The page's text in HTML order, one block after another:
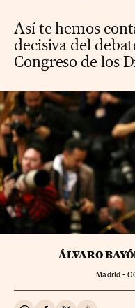
Así te hemos
decisiva del
Congreso de los
ÁLVARO
Madrid -